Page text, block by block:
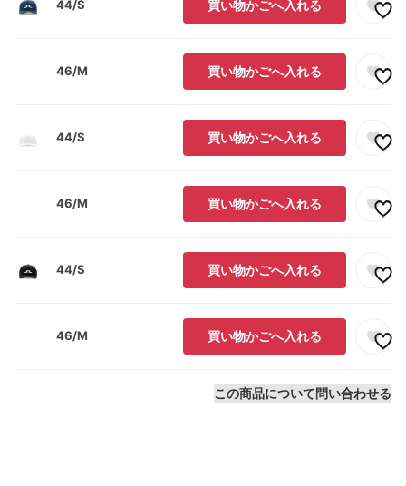
44/S 買い物かごへ入れる
46/M 買い物かごへ入れる
44/S 買い物かごへ入れる
46/M 買い物かごへ入れる
44/S 買い物かごへ入れる
46/M 買い物かごへ入れる
この商品について問い合わせる